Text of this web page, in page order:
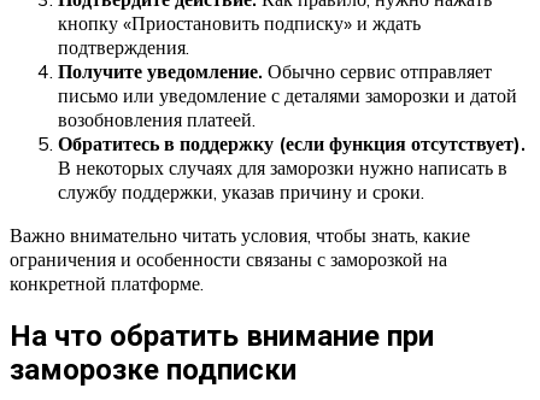
кнопку «Приостановить подписку» и ждать
подтверждения.
Получите уведомление. Обычно сервис отправляет
письмо или уведомление с деталями заморозки и датой
возобновления платеей.
Обратитесь в поддержку (если функция отсутствует).
В некоторых случаях для заморозки нужно написать в
службу поддержки, указав причину и сроки.
Важно внимательно читать условия, чтобы знать, какие
ограничения и особенности связаны с заморозкой на
конкретной платформе.
На что обратить внимание при
заморозке подписки